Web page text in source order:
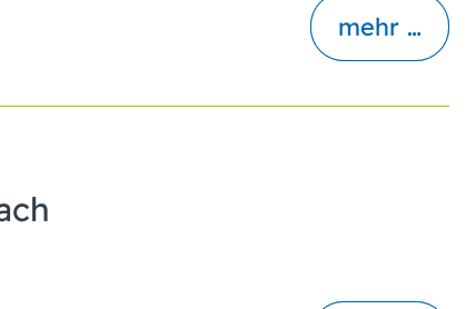
mehr …